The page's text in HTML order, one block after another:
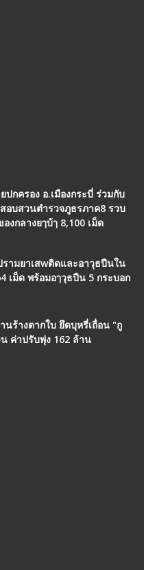
กครอง อ.เมืองกระบี่ ร่วมกับ
อบสวนตำรวจภูธรภาค8 รวบ
งกลางยๅบ้ๅ 8,100 เม็ด
ามยาเสwติดและอาวุธปืนใน
เม็ด พร้อมอๅวุธปืน 5 กระบอก
นร้างตากใบ ยึดบุหรี่เถื่อน "กู
ค่าปรับพุ่ง 162 ล้าน